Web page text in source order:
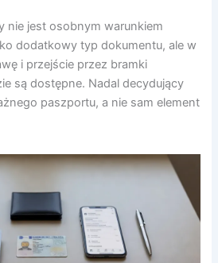
nie jest osobnym warunkiem
dodatkowy typ dokumentu, ale w
i przejście przez bramki
są dostępne. Nadal decydujący
paszportu, a nie sam element